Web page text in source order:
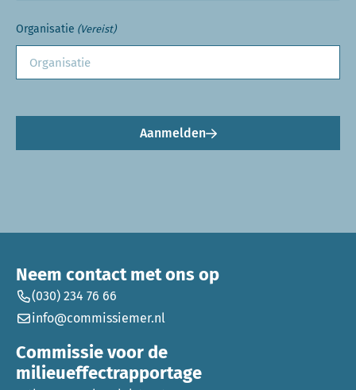
Organisatie (Vereist)
Aanmelden
Neem contact met ons op
(030) 234 76 66
info@commissiemer.nl
Commissie voor de
milieueffectrapportage